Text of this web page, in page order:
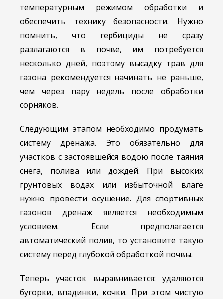
температурным режимом обработки и
обеспечить технику безопасности. Нужно
помнить, что гербициды не сразу
разлагаются в почве, им потребуется
несколько дней, поэтому высадку трав для
газона рекомендуется начинать не раньше,
чем через пару недель после обработки
сорняков.
Следующим этапом необходимо продумать
систему дренажа. Это обязательно для
участков с застоявшейся водою после таяния
снега, полива или дождей. При высоких
грунтовых водах или избыточной влаге
нужно провести осушение. Для спортивных
газонов дренаж является необходимым
условием. Если предполагается
автоматический полив, то установите такую
систему перед глубокой обработкой почвы.
Теперь участок выравнивается: удаляются
бугорки, впадинки, кочки. При этом чистую